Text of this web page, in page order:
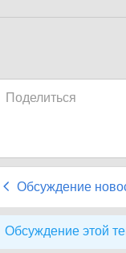
Поделиться
Обсуждение
Обсуждение этой